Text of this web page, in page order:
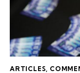
ARTICLES